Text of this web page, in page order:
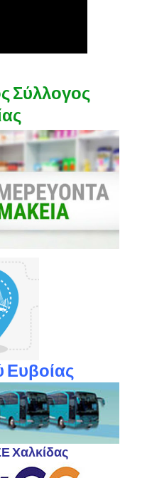
Σύλλογος
Χαλκίδας